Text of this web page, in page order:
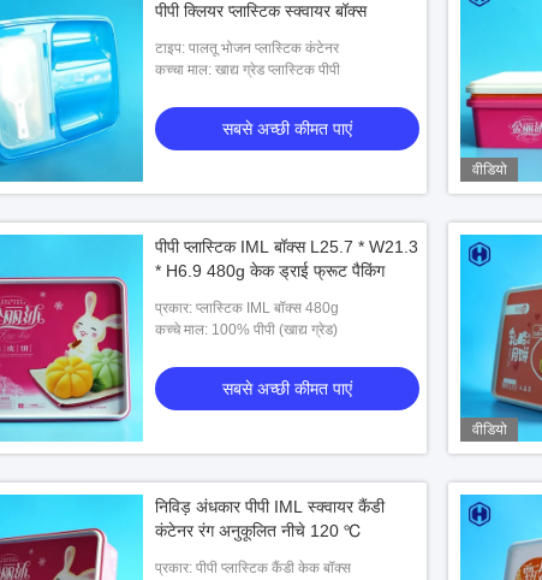
पीपी क्लियर प्लास्टिक स्क्वायर बॉक्स
टाइप: पालतू भोजन प्लास्टिक कंटेनर
कच्चा माल: खाद्य ग्रेड प्लास्टिक पीपी
सबसे अच्छी कीमत पाएं
वीडियो
पीपी प्लास्टिक IML बॉक्स L25.7 * W21.3
* H6.9 480g केक ड्राई फ्रूट पैकिंग
प्रकार: प्लास्टिक IML बॉक्स 480g
कच्चे माल: 100% पीपी (खाद्य ग्रेड)
सबसे अच्छी कीमत पाएं
वीडियो
निविड़ अंधकार पीपी IML स्क्वायर कैंडी
कंटेनर रंग अनुकूलित नीचे 120 ℃
प्रकार: पीपी प्लास्टिक कैंडी केक बॉक्स